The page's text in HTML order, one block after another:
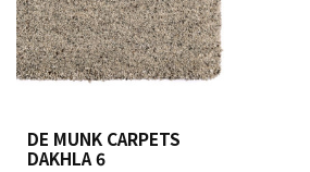
DE MUNK CARPETS
DAKHLA 6